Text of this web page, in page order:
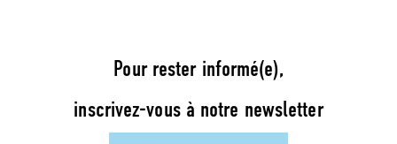
Pour rester informé(e),
inscrivez-vous à notre newsletter